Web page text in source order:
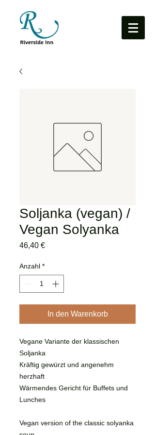
Soljanka (vegan) /
Vegan Solyanka
46,40 €Preis
Anzahl *
In den Warenkorb
Vegane Variante der klassischen
Soljanka
Kräftig gewürzt und angenehm
herzhaft
Wärmendes Gericht für Buffets und
Lunches
Vegan version of the classic solyanka